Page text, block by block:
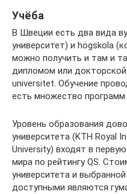
Учёба
В Швеции есть два вида
университет) и högskola
можно получить и там и
дипломом или
universitet. Обучение
есть множество программ
Уровень образования
университета (KTH Royal
University) входят в
мира по рейтингу QS.
университета и
доступными являются